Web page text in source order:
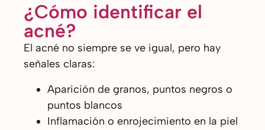
¿Cómo identificar el
acné?
El acné no siempre se ve igual, pero hay
señales claras:
Aparición de granos, puntos negros o
puntos blancos
Inflamación o enrojecimiento en la piel